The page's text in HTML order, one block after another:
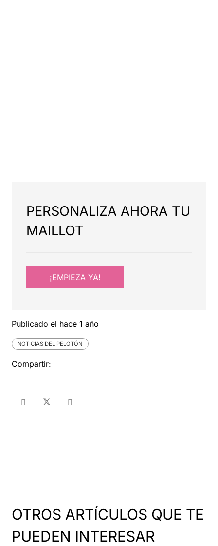
PERSONALIZA AHORA TU
MAILLOT
¡EMPIEZA YA!
Publicado el hace 1 año
NOTICIAS DEL PELOTÓN
Compartir:
OTROS ARTÍCULOS QUE TE
PUEDEN INTERESAR